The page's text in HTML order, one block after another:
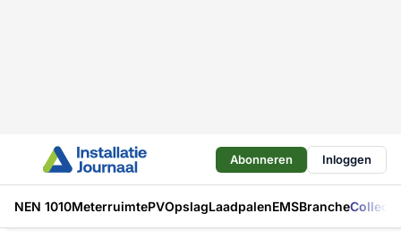
Abonneren Inloggen
NEN 1010MeterruimtePVOpslagLaadpalenEMSBranche